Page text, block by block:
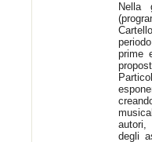
Nella
prime
autori,
degli